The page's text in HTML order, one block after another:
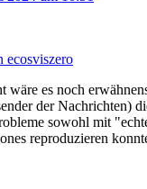
ecosviszero
wäre es noch
der Nachrichten)
sowohl mit
reproduzieren